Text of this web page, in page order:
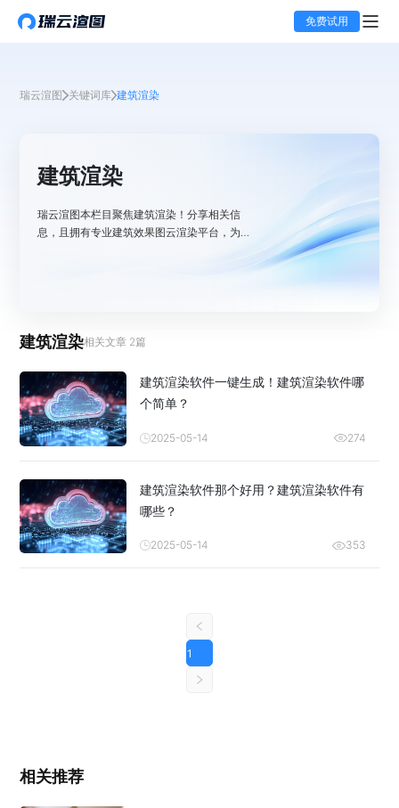
免费试用
瑞云渲图 关键词库 建筑渲染
建筑渲染
瑞云渲图本栏目聚焦建筑渲染！分享相关信
息，且拥有专业建筑效果图云渲染平台，为用
建筑渲染相关文章 2篇
建筑渲染软件一键生成！建筑渲染软件哪
个简单？
2025-05-14 274
建筑渲染软件那个好用？建筑渲染软件有
哪些？
2025-05-14 353
1
相关推荐